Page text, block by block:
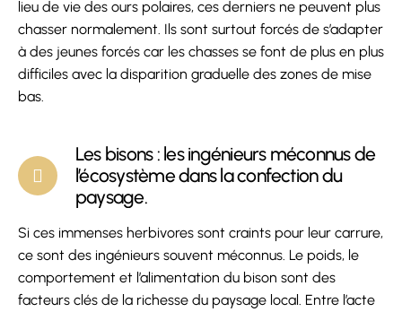
lieu de vie des ours polaires, ces derniers ne peuvent plus
chasser normalement. Ils sont surtout forcés de s’adapter
à des jeunes forcés car les chasses se font de plus en plus
difficiles avec la disparition graduelle des zones de mise
bas.
Les bisons : les ingénieurs méconnus de
l’écosystème dans la confection du
paysage.
Si ces immenses herbivores sont craints pour leur carrure,
ce sont des ingénieurs souvent méconnus. Le poids, le
comportement et l’alimentation du bison sont des
facteurs clés de la richesse du paysage local. Entre l’acte